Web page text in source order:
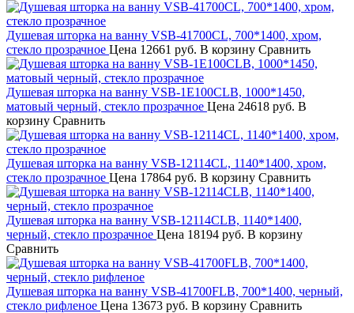
Душевая шторка на ванну VSB-41700CL, 700*1400, хром,
стекло прозрачное Цена 12661 руб. В корзину Сравнить
Душевая шторка на ванну VSB-1E100CLB, 1000*1450,
матовый черный, стекло прозрачное Цена 24618 руб. В
корзину Сравнить
Душевая шторка на ванну VSB-12114CL, 1140*1400, хром,
стекло прозрачное Цена 17864 руб. В корзину Сравнить
Душевая шторка на ванну VSB-12114CLB, 1140*1400,
черный, стекло прозрачное Цена 18194 руб. В корзину
Сравнить
Душевая шторка на ванну VSB-41700FLB, 700*1400, черный,
стекло рифленое Цена 13673 руб. В корзину Сравнить